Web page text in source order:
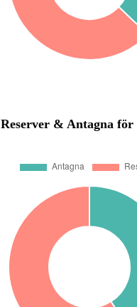
Reserver & Antagna